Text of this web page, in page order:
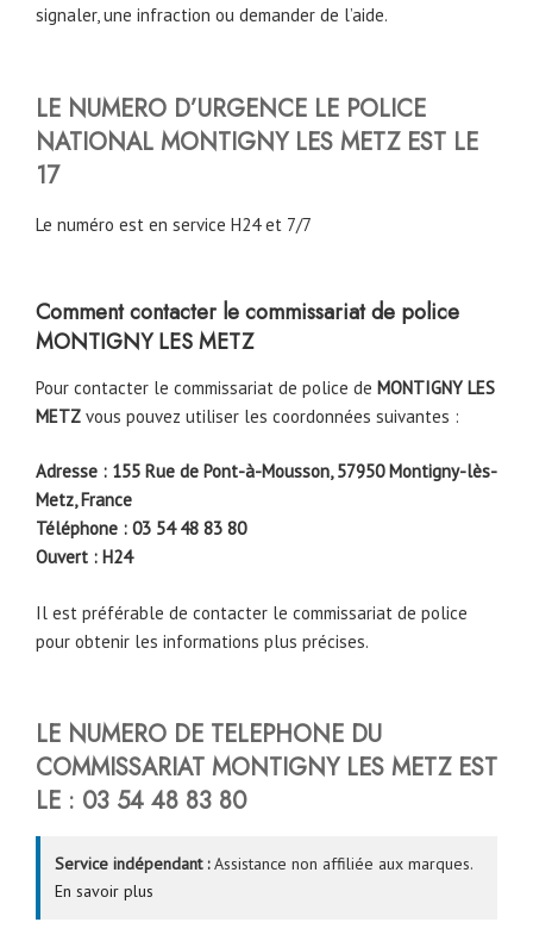
signaler, une infraction ou demander de l’aide.
LE NUMERO D’URGENCE LE POLICE
NATIONAL MONTIGNY LES METZ EST LE
17
Le numéro est en service H24 et 7/7
Comment contacter le commissariat de police
MONTIGNY LES METZ
Pour contacter le commissariat de police de MONTIGNY LES
METZ vous pouvez utiliser les coordonnées suivantes :
Adresse : 155 Rue de Pont-à-Mousson, 57950 Montigny-lès-
Metz, France
Téléphone : 03 54 48 83 80
Ouvert : H24
Il est préférable de contacter le commissariat de police
pour obtenir les informations plus précises.
LE NUMERO DE TELEPHONE DU
COMMISSARIAT MONTIGNY LES METZ EST
LE : 03 54 48 83 80
Service indépendant :Assistance non affiliée aux marques.
En savoir plus